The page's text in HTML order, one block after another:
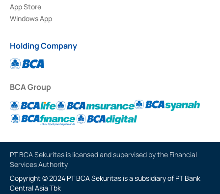
App Store
Windows App
Holding Company
BCA Group
PT BCA Sekuritas is licensed and supervised by the Financial
Services Authority
Copyright © 2024 PT BCA Sekuritas is a subsidiary of PT Bank
Central Asia Tbk